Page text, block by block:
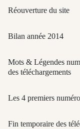
Réouverture du site
Bilan année 2014
Mots & Légendes
des téléchargements
Les 4 premiers
Fin temporaire des